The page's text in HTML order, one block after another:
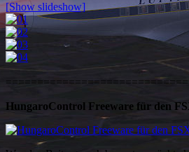
[Show slideshow]
HungaroControl Freeware für den